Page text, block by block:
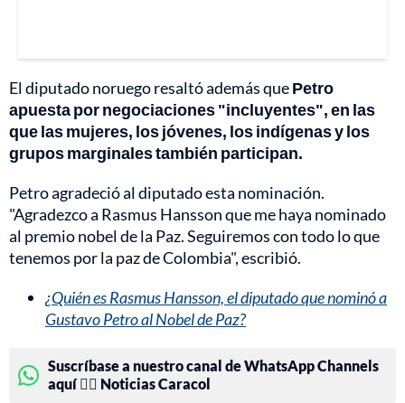
El diputado noruego resaltó además quePetro
apuesta por negociaciones "incluyentes", en las
que las mujeres, los jóvenes, los indígenas y los
grupos marginales también participan.
Petro agradeció al diputado esta nominación.
"Agradezco a Rasmus Hansson que me haya nominado
al premio nobel de la Paz. Seguiremos con todo lo que
tenemos por la paz de Colombia", escribió.
¿Quién es Rasmus Hansson, el diputado que nominó a
Gustavo Petro al Nobel de Paz?
Suscríbase a nuestro canal de WhatsApp Channels
aquí 👉🏻 Noticias Caracol